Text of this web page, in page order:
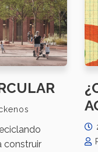
construir